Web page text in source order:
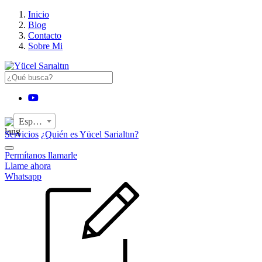
Inicio
Blog
Contacto
Sobre Mi
YouTube
Español
Servicios ¿Quién es Yücel Sarialtın?
Permítanos llamarle
Llame ahora
Whatsapp